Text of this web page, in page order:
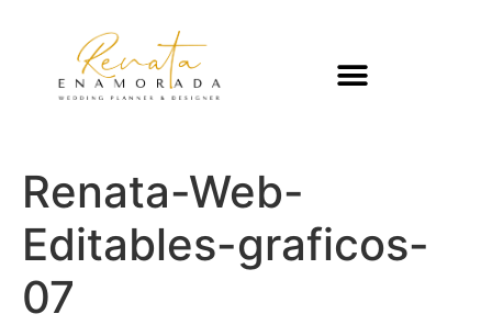
Renata-Web-
Editables-graficos-
07